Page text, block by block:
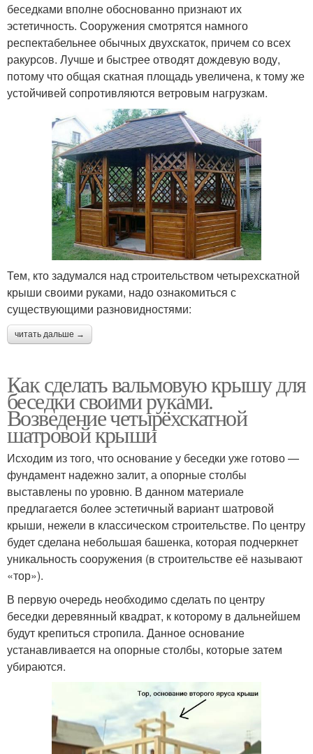
беседками вполне обоснованно признают их
эстетичность. Сооружения смотрятся намного
респектабельнее обычных двухскаток, причем со всех
ракурсов. Лучше и быстрее отводят дождевую воду,
потому что общая скатная площадь увеличена, к тому же
устойчивей сопротивляются ветровым нагрузкам.
Тем, кто задумался над строительством четырехскатной
крыши своими руками, надо ознакомиться с
существующими разновидностями:
читать дальше →
Как сделать вальмовую крышу для
беседки своими руками.
Возведение четырёхскатной
шатровой крыши
Исходим из того, что основание у беседки уже готово —
фундамент надежно залит, а опорные столбы
выставлены по уровню. В данном материале
предлагается более эстетичный вариант шатровой
крыши, нежели в классическом строительстве. По центру
будет сделана небольшая башенка, которая подчеркнет
уникальность сооружения (в строительстве её называют
«тор»).
В первую очередь необходимо сделать по центру
беседки деревянный квадрат, к которому в дальнейшем
будут крепиться стропила. Данное основание
устанавливается на опорные столбы, которые затем
убираются.